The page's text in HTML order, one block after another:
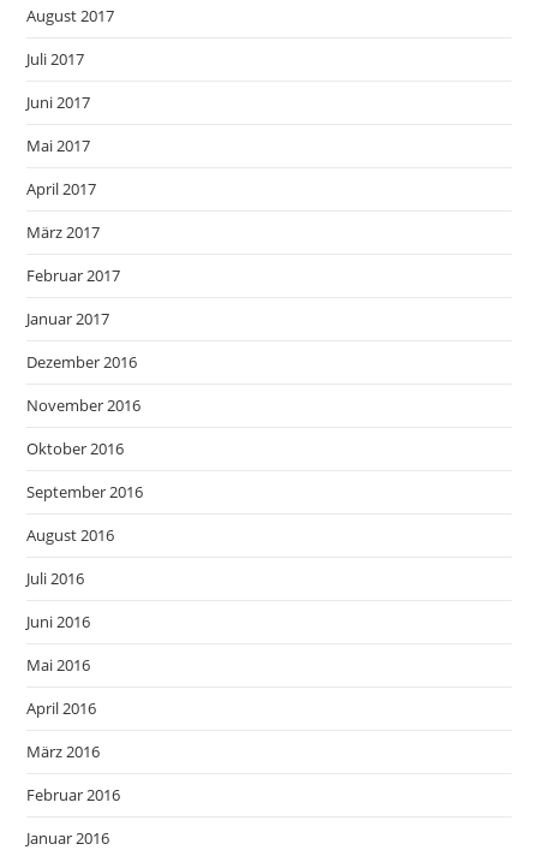
August 2017
Juli 2017
Juni 2017
Mai 2017
April 2017
März 2017
Februar 2017
Januar 2017
Dezember 2016
November 2016
Oktober 2016
September 2016
August 2016
Juli 2016
Juni 2016
Mai 2016
April 2016
März 2016
Februar 2016
Januar 2016